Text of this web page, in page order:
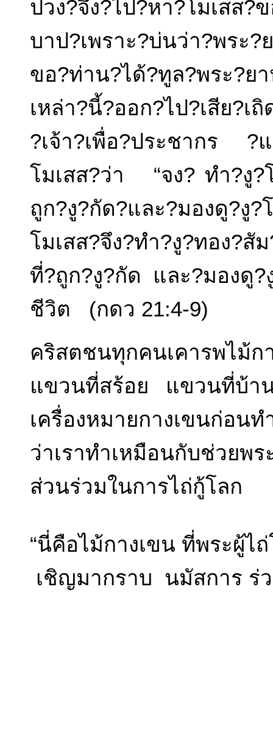
ปวง?จึง?ไป?หา?โมเส
บาป?เพราะ?บ่นว่า?พระ
ขอ?ท่าน?ได้?ทูล?พระ?ย
เหล่า?นี้?ออก?ไป?เสีย?เ
?เจ้า?เพื่อ?ประชากร ?
โมเสส?ว่า “จง? ทำ?งู?
ถูก?งู?กัด?และ?มองดู?
โมเสส?จึง?ทำ?งู?ทอง?สั
ที่?ถูก?งู?กัด และ?มองดู
ชีวิต (กดว 21:4-9)
คริสตชนทุกคนเคารพไม้ก
แขวนที่สร้อย แขวน
เครื่องหมายกางเขนก่อน
ว่าเราทำเหมือนกับช่วย
ส่วนร่วมในการไถ่กู้โลก
“นี่คือไม้กางเขน ที่พระผู้ไ
เชิญมากราบ นมัสการ ร่ว